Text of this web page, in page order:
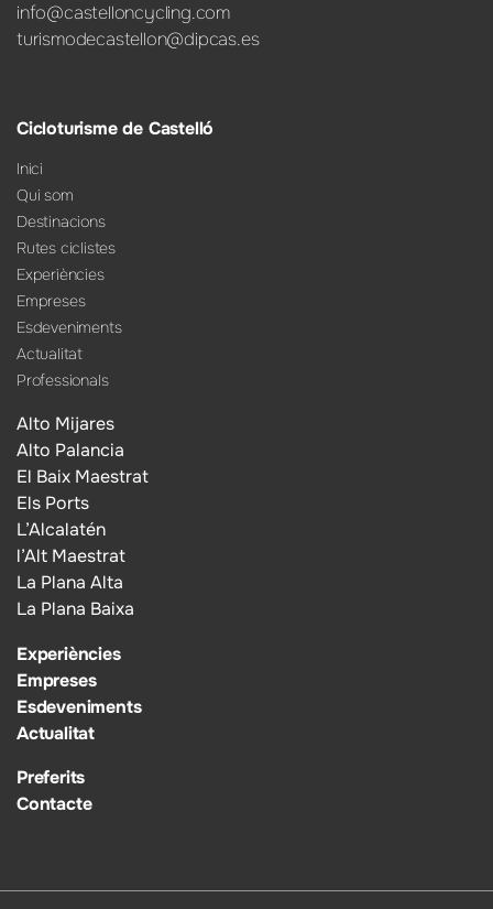
info@castelloncycling.com
turismodecastellon@dipcas.es
Cicloturisme de Castelló
Inici
Qui som
Destinacions
Rutes ciclistes
Experiències
Empreses
Esdeveniments
Actualitat
Professionals
Alto Mijares
Alto Palancia
El Baix Maestrat
Els Ports
L’Alcalatén
l’Alt Maestrat
La Plana Alta
La Plana Baixa
Experiències
Empreses
Esdeveniments
Actualitat
Preferits
Contacte